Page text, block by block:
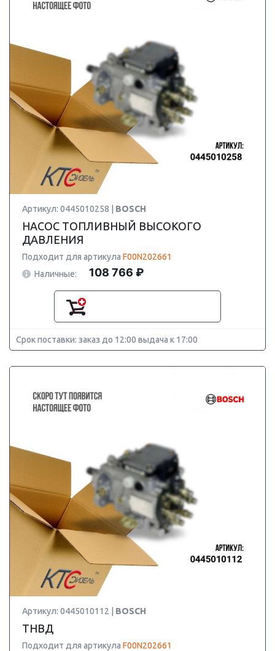
Артикул: 0445010258 | BOSCH
НАСОС ТОПЛИВНЫЙ ВЫСОКОГО
ДАВЛЕНИЯ
Подходит для артикула F00N202661
Наличные:
108 766 ₽
Срок поставки: заказ до 12:00 выдача к 17:00
Артикул: 0445010112 | BOSCH
ТНВД
Подходит для артикула F00N202661